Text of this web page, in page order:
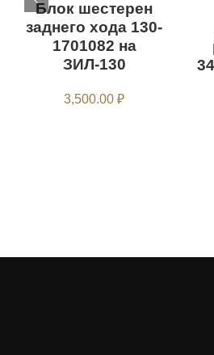
Блок шестерен
заднего хода 130-
1701082 на
ЗИЛ-130
3,500.00₽